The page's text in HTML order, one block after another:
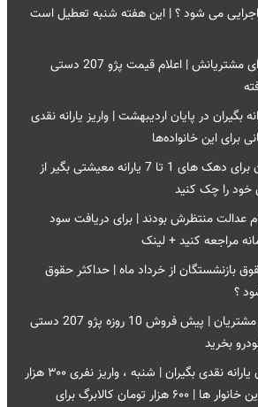
می شود ؟ | این هفته شنبه تعطیل است
خبر مهم ایران خودرو برای مشتریانش | اعلام قیمت پژو 207 دستی
در پایان اردیبهشت | واریز یارانه نقدی
واریز 1/419/000 تومان برای دهک های 1 تا 7 یارانه معیشتی بگیر از
خود را چک کنید
عدالت منتظرش بودند | برای دریافت سود
مراجعه کنید + لینک
بازنشستگان از خرداد ماه | حداکثر حقوق
؟
عیدانه ایران خودرو برای مشتریان | پیش فروش 10 روزه پژو 207 دستی
خبر خوش آخرهفته برای یارانه نقدی بگیران | شنبه ، واریز نفری ۳۰۰ هزار
تومان یارانه نقدی برای این خانوار ها | ۶۰۰ هزار تومان کالابرگ برای